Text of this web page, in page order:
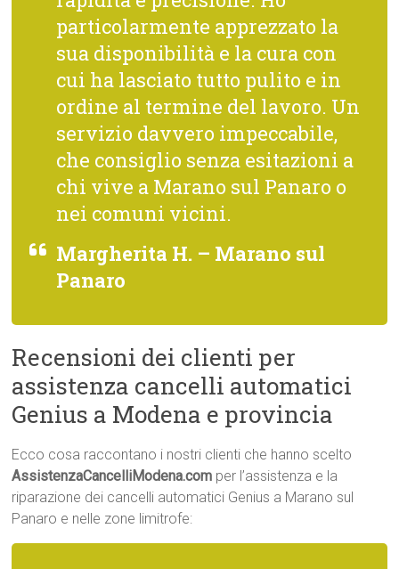
particolarmente apprezzato la
sua disponibilità e la cura con
cui ha lasciato tutto pulito e in
ordine al termine del lavoro. Un
servizio davvero impeccabile,
che consiglio senza esitazioni a
chi vive a Marano sul Panaro o
nei comuni vicini.
Margherita H. – Marano sul
Panaro
Recensioni dei clienti per
assistenza cancelli automatici
Genius a Modena e provincia
Ecco cosa raccontano i nostri clienti che hanno scelto
AssistenzaCancelliModena.com per l’assistenza e la
riparazione dei cancelli automatici Genius a Marano sul
Panaro e nelle zone limitrofe: